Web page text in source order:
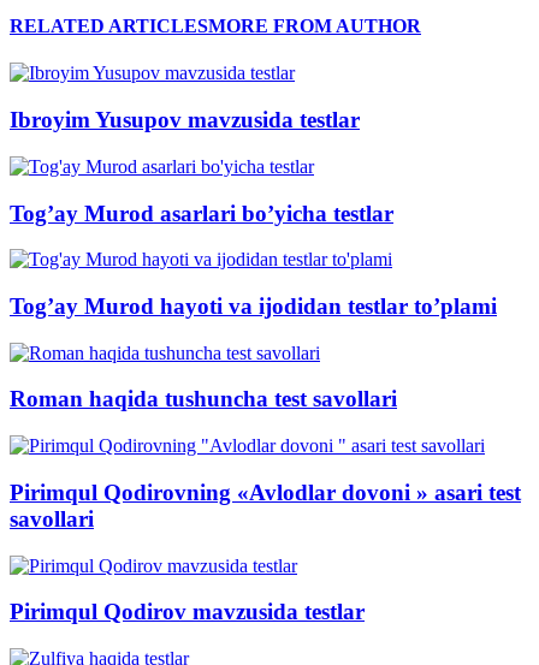
RELATED ARTICLESMORE FROM AUTHOR
Ibroyim Yusupov mavzusida testlar
Tog’ay Murod asarlari bo’yicha testlar
Tog’ay Murod hayoti va ijodidan testlar to’plami
Roman haqida tushuncha test savollari
Pirimqul Qodirovning «Avlodlar dovoni » asari test
savollari
Pirimqul Qodirov mavzusida testlar